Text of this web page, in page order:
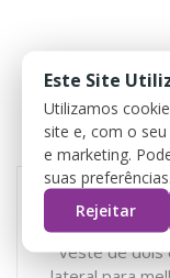
veste de dois
Este Site
Utilizamos
site e, com o
e marketing.
suas preferências.
Rejeitar